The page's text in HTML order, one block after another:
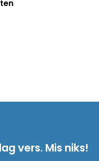
vers. Mis niks!